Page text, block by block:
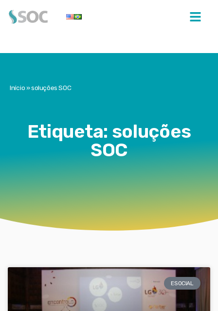
Início»soluções SOC
Etiqueta: soluções
SOC
ESOCIAL